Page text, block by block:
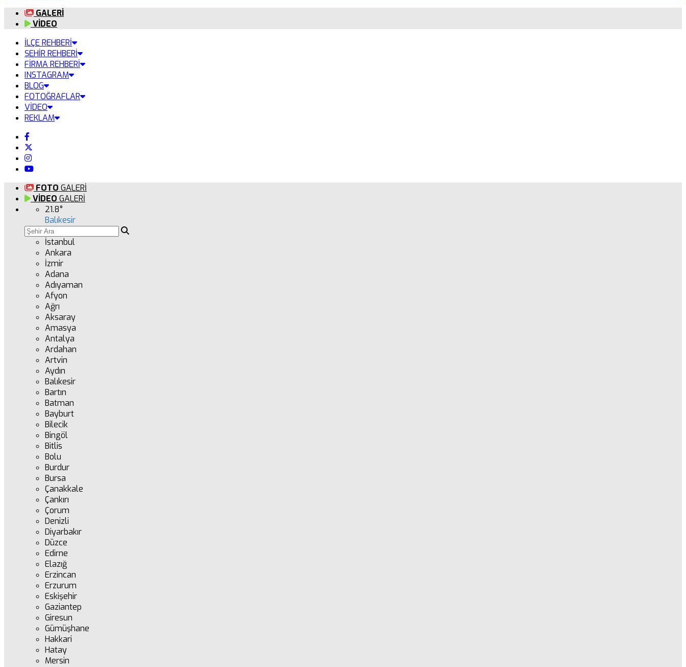
GALERİ
VİDEO
İLÇE REHBERİ
ŞEHİR REHBERİ
FİRMA REHBERİ
INSTAGRAM
BLOG
FOTOĞRAFLAR
VİDEO
REKLAM
FOTO GALERİ
VİDEO GALERİ
21.8°
Balıkesir
İstanbul
Ankara
İzmir
Adana
Adıyaman
Afyon
Ağrı
Aksaray
Amasya
Antalya
Ardahan
Artvin
Aydın
Balıkesir
Bartın
Batman
Bayburt
Bilecik
Bingöl
Bitlis
Bolu
Burdur
Bursa
Çanakkale
Çankırı
Çorum
Denizli
Diyarbakır
Düzce
Edirne
Elazığ
Erzincan
Erzurum
Eskişehir
Gaziantep
Giresun
Gümüşhane
Hakkari
Hatay
Mersin